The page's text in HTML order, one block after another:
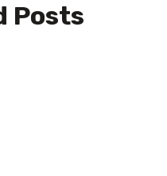
Posts